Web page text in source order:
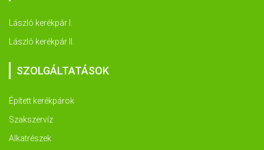
László kerékpár I.
László kerékpár II.
SZOLGÁLTATÁSOK
Épített kerékpárok
Szakszervíz
Alkatrészek